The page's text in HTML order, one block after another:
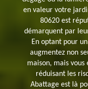
en valeur votre
80620 est
démarquent par
En optant pour
augmentez non
maison, mais
réduisant les
Abattage est là